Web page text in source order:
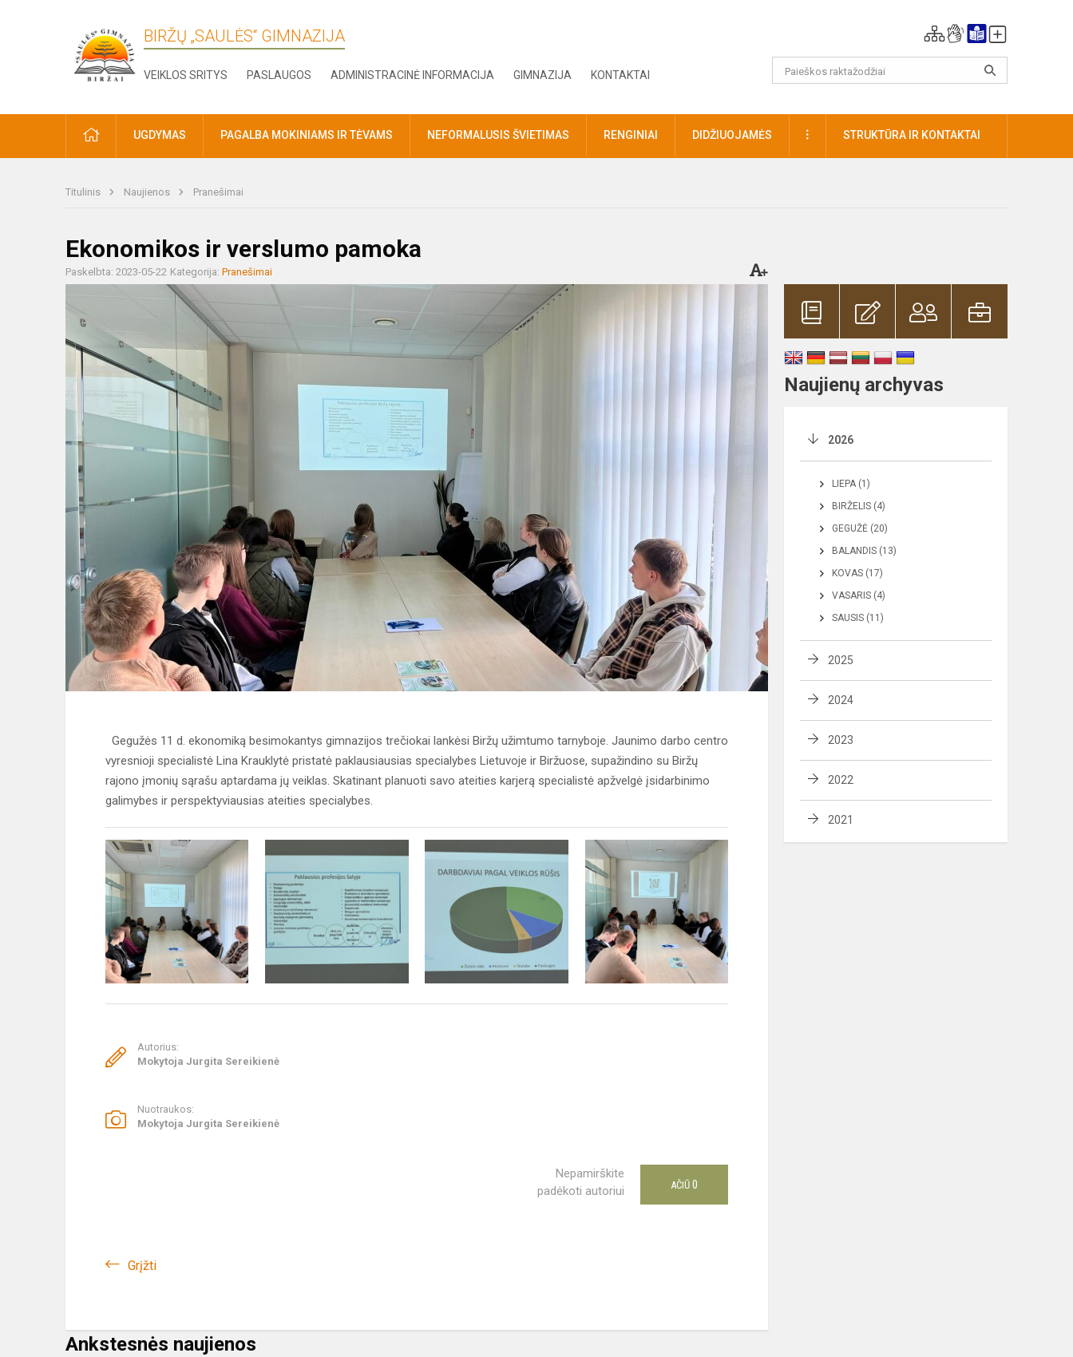
BIRŽŲ „SAULĖS“ GIMNAZIJA
VEIKLOS SRITYS PASLAUGOS ADMINISTRACINĖ INFORMACIJA GIMNAZIJA KONTAKTAI
PRADŽIAUGDYMAS PAGALBA MOKINIAMS IR TĖVAMS NEFORMALUSIS ŠVIETIMAS RENGINIAI DIDŽIUOJAMĖS DAUGIAUSTRUKTŪRA IR KONTAKTAI
Titulinis Naujienos Pranešimai
Ekonomikos ir verslumo pamoka
Paskelbta: 2023-05-22 Kategorija: Pranešimai
Gegužės 11 d. ekonomiką besimokantys gimnazijos trečiokai lankėsi Biržų užimtumo tarnyboje. Jaunimo darbo centro
vyresnioji specialistė Lina Krauklytė pristatė paklausiausias specialybes Lietuvoje ir Biržuose, supažindino su Biržų
rajono įmonių sąrašu aptardama jų veiklas. Skatinant planuoti savo ateities karjerą specialistė apžvelgė įsidarbinimo
galimybes ir perspektyviausias ateities specialybes.
Autorius:
Mokytoja Jurgita Sereikienė
Nuotraukos:
Mokytoja Jurgita Sereikienė
Nepamirškite
padėkoti autoriui
AČIŪ 0
Grįžti
Ankstesnės naujienos
Naujienų archyvas
2026
LIEPA (1)
BIRŽELIS (4)
GEGUŽĖ (20)
BALANDIS (13)
KOVAS (17)
VASARIS (4)
SAUSIS (11)
2025
2024
2023
2022
2021